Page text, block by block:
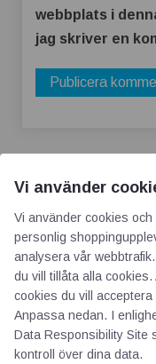
webbplats i
jag skriver en
AOTI
Priser
Kontakt
Vi använder
Vi använder cookies
personlig
analysera vår
du vill tillåta alla
cookies du vill
Anpassa nedan. I
Data Responsibility Site
kontroll över dina data.